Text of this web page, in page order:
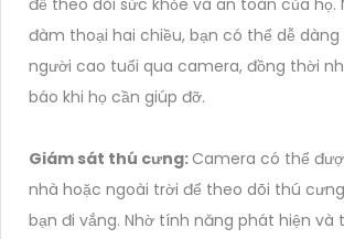
để theo dõi sức khỏe và an toàn của họ.
đàm thoại hai chiều, bạn có thể dễ
người cao tuổi qua camera, đồng thời
báo khi họ cần giúp đỡ.
Giám sát thú cưng: Camera có thể
nhà hoặc ngoài trời để theo dõi thú
bạn đi vắng. Nhờ tính năng phát hiện và